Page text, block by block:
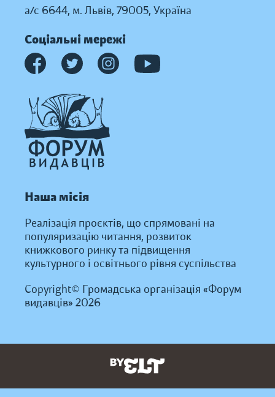
а/с 6644, м. Львів, 79005, Україна
Соціальні мережі
Наша місія
Реалізація проєктів, що спрямовані на
популяризацію читання, розвиток
книжкового ринку та підвищення
культурного і освітнього рівня суспільства
Copyright© Громадська організація «Форум
видавців» 2026